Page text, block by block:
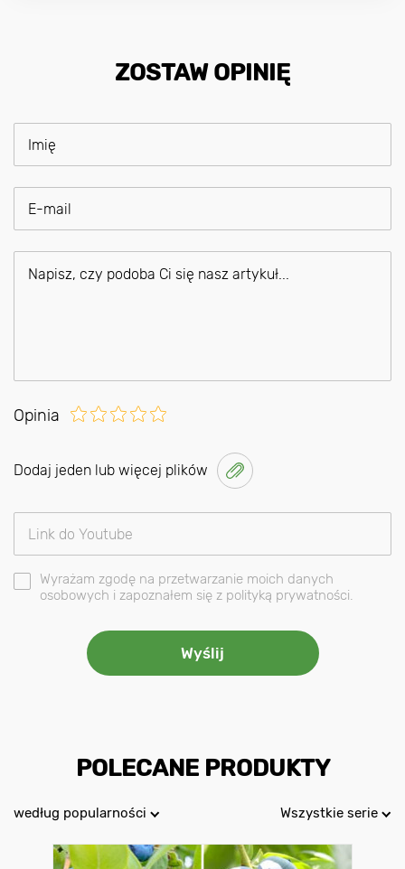
ZOSTAW OPINIĘ
Opinia
Dodaj jeden lub więcej plików
Wyrażam zgodę na przetwarzanie moich danych
osobowych i zapoznałem się z polityką prywatności.
POLECANE PRODUKTY
według popularności Wszystkie serie